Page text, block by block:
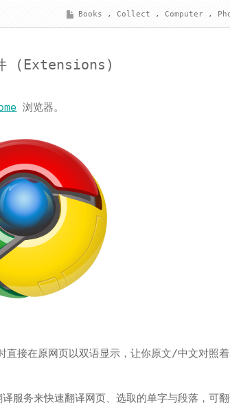
Books , Collect , Computer ,
件 (Extensions)
浏览器。
接在原网页以双语显示，让你原文/中文对照
译服务来快速翻译网页、选取的单字与段落，可